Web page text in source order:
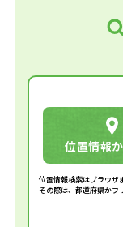
位置情報
位置情報検索はブラウザ
その際は、都道府県かフ